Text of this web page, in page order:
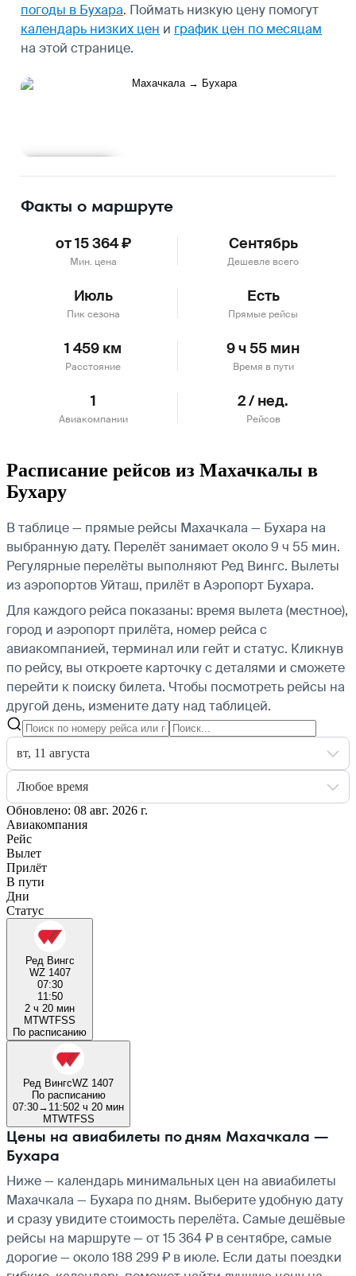
погоды в Бухара. Поймать низкую цену помогут
календарь низких цен и график цен по месяцам
на этой странице.
Факты о маршруте
от 15 364 ₽
Мин. цена
Сентябрь
Дешевле всего
Июль
Пик сезона
Есть
Прямые рейсы
1 459 км
Расстояние
9 ч 55 мин
Время в пути
1
Авиакомпании
2 / нед.
Рейсов
Расписание рейсов из Махачкалы в
Бухару
В таблице — прямые рейсы Махачкала — Бухара на
выбранную дату. Перелёт занимает около 9 ч 55 мин.
Регулярные перелёты выполняют Ред Вингс. Вылеты
из аэропортов Уйташ, прилёт в Аэропорт Бухара.
Для каждого рейса показаны: время вылета (местное),
город и аэропорт прилёта, номер рейса с
авиакомпанией, терминал или гейт и статус. Кликнув
по рейсу, вы откроете карточку с деталями и сможете
перейти к поиску билета. Чтобы посмотреть рейсы на
другой день, измените дату над таблицей.
вт, 11 августа
Любое время
Обновлено: 08 авг. 2026 г.
Авиакомпания
Рейс
Вылет
Прилёт
В пути
Дни
Статус
Ред Вингс
WZ 1407
07:30
11:50
2 ч 20 мин
MTWTFSS
По расписанию
Ред ВингсWZ 1407
По расписанию
07:30→ 11:502 ч 20 мин
MTWTFSS
Цены на авиабилеты по дням Махачкала —
Бухара
Ниже — календарь минимальных цен на авиабилеты
Махачкала — Бухара по дням. Выберите удобную дату
и сразу увидите стоимость перелёта. Самые дешёвые
рейсы на маршруте — от 15 364 ₽ в сентябре, самые
дорогие — около 188 299 ₽ в июле. Если даты поездки